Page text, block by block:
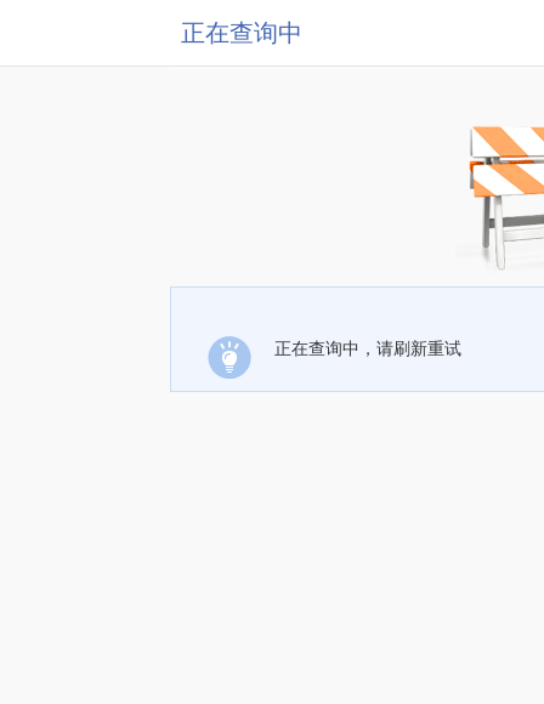
正在查询中
正在查询中，请刷新重试